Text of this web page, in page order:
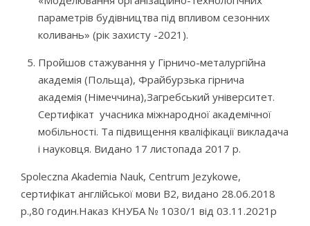
параметрів будівництва під впливом сезонних
коливань» (рік захисту -2021).
Пройшов стажування у Гірничо-металургійна
академія (Польща), Фрайбурзька гірнича
академія (Німеччина),Загребський університет.
Сертифікат учасника міжнародної академічної
мобільності. Та підвищення кваліфікації викладача
і науковця. Видано 17 листопада 2017 р.
Spoleczna Akademia Nauk, Centrum Jezykowe,
cертифікат англійської мови В2, видано 28.06.2018
р.,80 годин.Наказ КНУБА № 1030/1 від 03.11.2021р